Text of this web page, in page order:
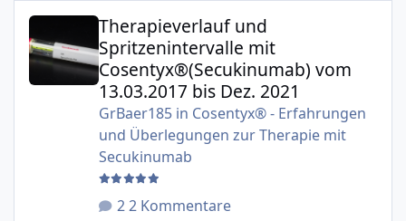
Therapieverlauf und Spritzenintervalle mit
Therapieverlauf und
Spritzenintervalle mit
Cosentyx®(Secukinumab) vom
13.03.2017 bis Dez. 2021
GrBaer185in Cosentyx® - Erfahrungen
und Überlegungen zur Therapie mit
Secukinumab
2 Kommentare